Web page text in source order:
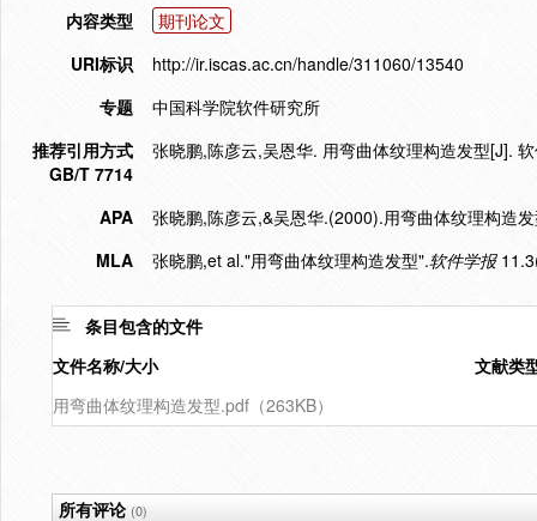
内容类型
期刊论文
URI标识
http://ir.iscas.ac.cn/handle/311060/13540
专题
中国科学院软件研究所
推荐引用方式
GB/T 7714
张晓鹏,陈彦云,吴恩华. 用弯曲体纹理构造发型[J].
APA
张晓鹏,陈彦云,&吴恩华.(2000).用弯曲体纹理构造
MLA
张晓鹏,et al."用弯曲体纹理构造发型".软件学报
条目包含的文件
文件名称/大小
文献类
用弯曲体纹理构造发型.pdf（263KB）
所有评论(0)